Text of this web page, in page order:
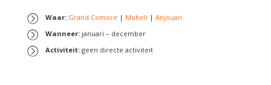
Waar: Grand Comore | Moheli | Anjouan
Wanneer: januari – december
Activiteit: geen directe activiteit